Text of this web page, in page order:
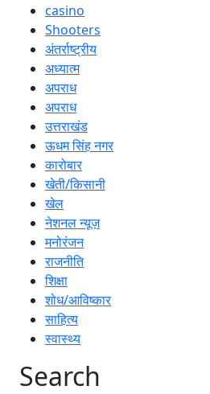
casino
Shooters
अंतर्राष्ट्रीय
अध्यात्म
अपराध
अपराध
उत्तराखंड
ऊधम सिंह नगर
कारोबार
खेती/किसानी
खेल
नेशनल न्यूज़
मनोरंजन
राजनीति
शिक्षा
शोध/आविष्कार
साहित्य
स्वास्थ्य
Search